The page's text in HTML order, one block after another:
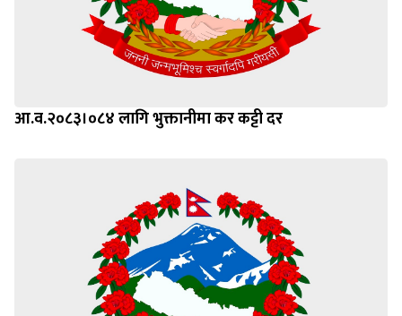
आ.व.२०८३।०८४ लागि भुक्तानीमा कर कट्टी दर